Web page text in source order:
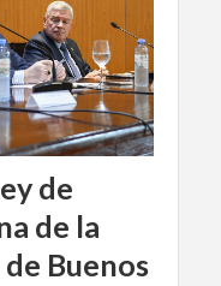
de
de la
Buenos